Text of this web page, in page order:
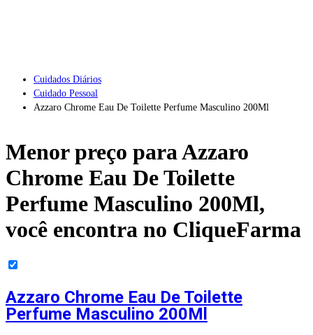
Cuidados Diários
Cuidado Pessoal
Azzaro Chrome Eau De Toilette Perfume Masculino 200Ml
Menor preço paraAzzaro
Chrome Eau De Toilette
Perfume Masculino 200Ml,
você encontra no CliqueFarma
Azzaro Chrome Eau De Toilette
Perfume Masculino 200Ml